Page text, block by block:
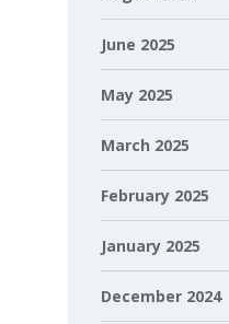
June 2025
May 2025
March 2025
February 2025
January 2025
December 2024